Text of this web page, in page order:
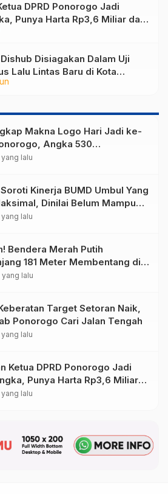
DPRD Ponorogo Jadi
Punya Harta Rp3,6 Miliar dan
Miliar
Disiagakan Dalam Uji
Lalu Lintas Baru di Kota
Makna Logo Hari Jadi ke-
Angka 530
Jadi Sekar Kinanthi
yang lalu
Soroti Kinerja BUMD Umbul Yang
Dinilai Belum Mampu
PAD
yang lalu
Bendera Merah Putih
181 Meter Membentang di
Ini Maknanya
yang lalu
Target Setoran Naik,
Ponorogo Cari Jalan Tengah
lalu
Ketua DPRD Ponorogo Jadi
Punya Harta Rp3,6 Miliar
Rp1,4 Miliar
lalu